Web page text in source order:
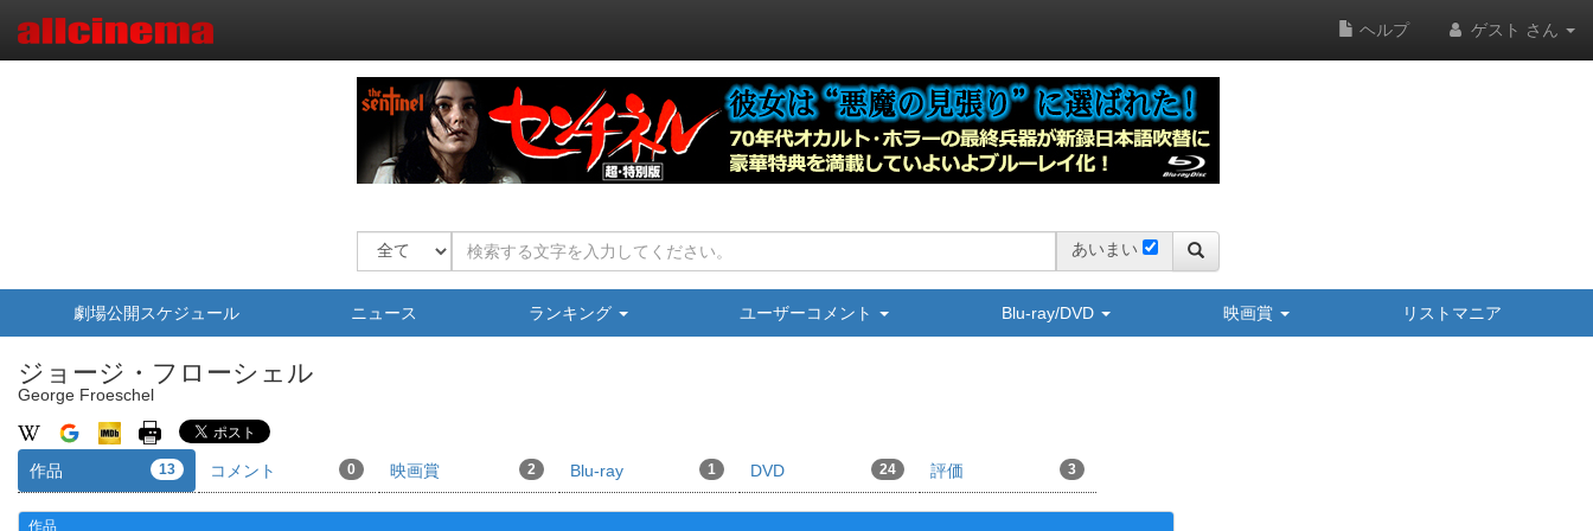
ヘルプ ゲスト さん
あいまい
劇場公開スケジュール ニュース ランキング ユーザーコメント Blu-ray/DVD 映画賞 リストマニア
ジョージ・フローシェル
George Froeschel
作品 13 コメント 0 映画賞 2 Blu-ray 1 DVD 24 評価 3
作品